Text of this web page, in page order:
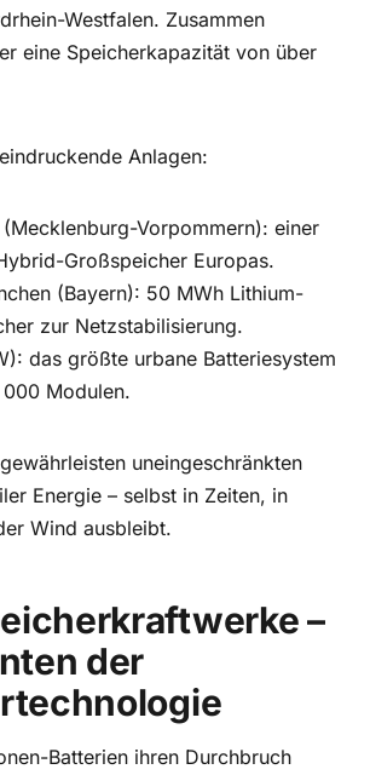
Westfalen. Zusammen
eine Speicherkapazität von über
Anlagen:
Vorpommern): einer
Großspeicher Europas.
(Bayern): 50 MWh Lithium-
zur Netzstabilisierung.
das größte urbane Batteriesystem
Modulen.
uneingeschränkten
Energie – selbst in Zeiten, in
Wind ausbleibt.
–
der
Batterien ihren Durchbruch